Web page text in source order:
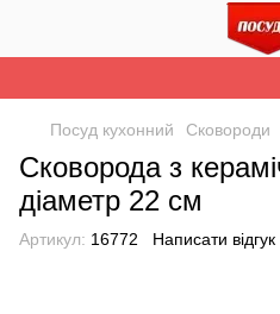
Посуд кухонний Сковороди
Сковорода з
діаметр 22 см
Артикул: 16772 Написати відгук